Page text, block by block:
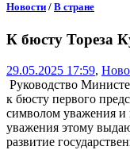
Новости / В стране
К бюсту Тореза
29.05.2025 17:59,
Руководство
к бюсту первого
символом уважения и
уважения этому
развитие